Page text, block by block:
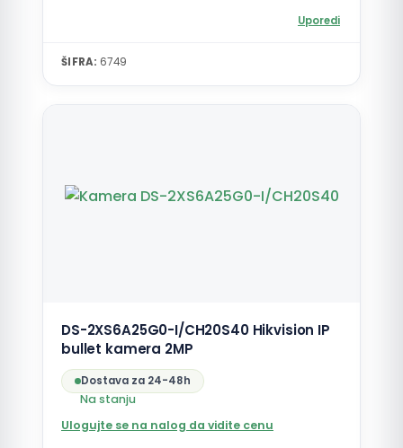
Uporedi
ŠIFRA: 6749
DS-2XS6A25G0-I/CH20S40 Hikvision IP
bullet kamera 2MP
Dostava za 24-48h
Na stanju
Ulogujte se na nalog da vidite cenu